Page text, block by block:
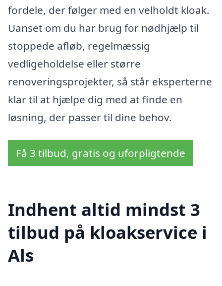
fordele, der følger med en velholdt kloak.
Uanset om du har brug for nødhjælp til
stoppede afløb, regelmæssig
vedligeholdelse eller større
renoveringsprojekter, så står eksperterne
klar til at hjælpe dig med at finde en
løsning, der passer til dine behov.
Få 3 tilbud, gratis og uforpligtende
Indhent altid mindst 3
tilbud på kloakservice i
Als